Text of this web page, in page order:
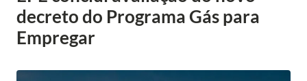
decreto do Programa Gás para
Empregar